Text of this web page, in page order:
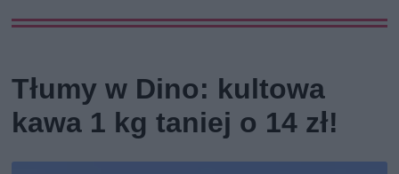
Tłumy w Dino: kultowa
kawa 1 kg taniej o 14 zł!